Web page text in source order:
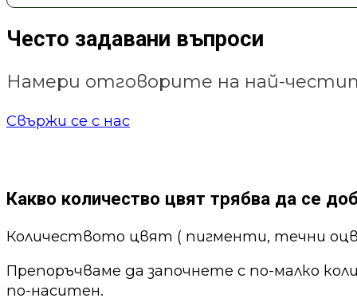
Често задавани въпроси
Намери отговорите на най-
Свържи се с нас
Какво количество цвят трябва да се
Количеството цвят ( пигменти, течни
Препоръчваме да започнете с по-малко
по-наситен.